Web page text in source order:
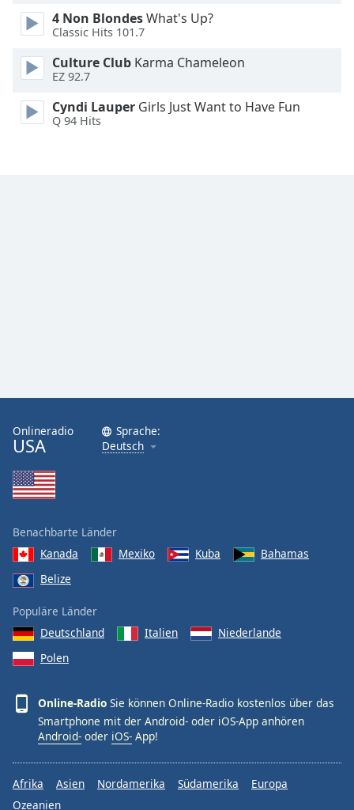
4 Non BlondesWhat's Up?
Classic Hits 101.7
Culture Club Karma Chameleon
EZ 92.7
Cyndi Lauper Girls Just Want to Have Fun
Q 94 Hits
Onlineradio
USA
Sprache:
Deutsch
Benachbarte Länder
Kanada
Mexiko Kuba
Bahamas
Belize
Populäre Länder
Deutschland
Italien
Niederlande
Polen
Online-Radio Sie können Online-Radio kostenlos über das
Smartphone mit der Android- oder iOS-App anhören
Android- oder iOS- App!
Afrika Asien Nordamerika Südamerika
Europa
Ozeanien